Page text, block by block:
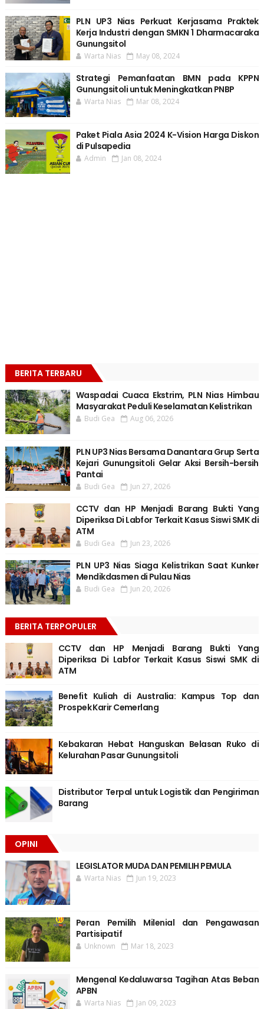
PLN UP3 Nias Perkuat Kerjasama Praktek
Kerja Industri dengan SMKN 1 Dharmacaraka
Gunungsitol
Warta Nias May 08, 2024
Strategi Pemanfaatan BMN pada KPPN
Gunungsitoli untuk Meningkatkan PNBP
Warta Nias Mar 08, 2024
Paket Piala Asia 2024 K-Vision Harga Diskon
di Pulsapedia
Admin Jan 08, 2024
BERITA TERBARU
Waspadai Cuaca Ekstrim, PLN Nias Himbau
Masyarakat Peduli Keselamatan Kelistrikan
Budi Gea Aug 06, 2026
PLN UP3 Nias Bersama Danantara Grup Serta
Kejari Gunungsitoli Gelar Aksi Bersih-bersih
Pantai
Budi Gea Jun 27, 2026
CCTV dan HP Menjadi Barang Bukti Yang
Diperiksa Di Labfor Terkait Kasus Siswi SMK di
ATM
Budi Gea Jun 23, 2026
PLN UP3 Nias Siaga Kelistrikan Saat Kunker
Mendikdasmen di Pulau Nias
Budi Gea Jun 20, 2026
BERITA TERPOPULER
CCTV dan HP Menjadi Barang Bukti Yang
Diperiksa Di Labfor Terkait Kasus Siswi SMK di
ATM
Benefit Kuliah di Australia: Kampus Top dan
Prospek Karir Cemerlang
Kebakaran Hebat Hanguskan Belasan Ruko di
Kelurahan Pasar Gunungsitoli
Distributor Terpal untuk Logistik dan Pengiriman
Barang
OPINI
LEGISLATOR MUDA DAN PEMILIH PEMULA
Warta Nias Jun 19, 2023
Peran Pemilih Milenial dan Pengawasan
Partisipatif
Unknown Mar 18, 2023
Mengenal Kedaluwarsa Tagihan Atas Beban
APBN
Warta Nias Jan 09, 2023